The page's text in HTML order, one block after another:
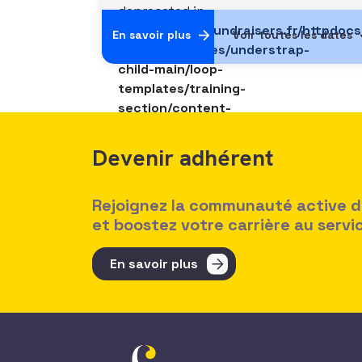
deprecated in
/data/vhosts/fundraisers.fr/
content/themes/understrap-
child-main/loop-
templates/training-
section/content-
trainer.php
on
line111
Durée
2
Places restantes
0
En savoir plus Voir toutes les dates
Devenir adhérent
Rejoignez la communauté
et boostez votre carrière au
En savoir plus